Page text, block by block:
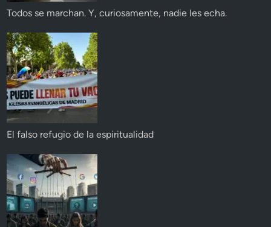
Todos se marchan. Y, curiosamente, nadie les echa.
El falso refugio de la espiritualidad